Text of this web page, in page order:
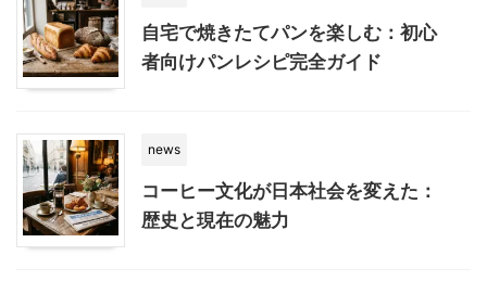
自宅で焼きたてパンを楽しむ：初心
者向けパンレシピ完全ガイド
news
コーヒー文化が日本社会を変えた：
歴史と現在の魅力